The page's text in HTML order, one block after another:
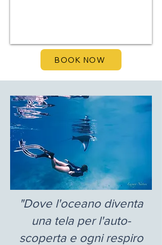
BOOK NOW
"Dove l'oceano diventa
una tela per l'auto-
scoperta e ogni respiro